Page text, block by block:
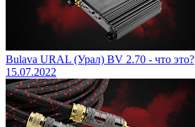
Bulava URAL (Урал) BV 2.70 - что это?
15.07.2022